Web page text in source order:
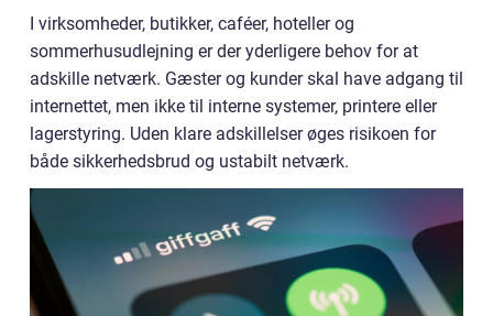
I virksomheder, butikker, caféer, hoteller og
sommerhusudlejning er der yderligere behov for at
adskille netværk. Gæster og kunder skal have adgang til
internettet, men ikke til interne systemer, printere eller
lagerstyring. Uden klare adskillelser øges risikoen for
både sikkerhedsbrud og ustabilt netværk.